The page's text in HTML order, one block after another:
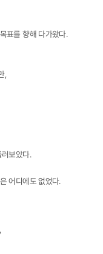
표를 향해 다가왔다.
,
보았다.
어디에도 없었다.